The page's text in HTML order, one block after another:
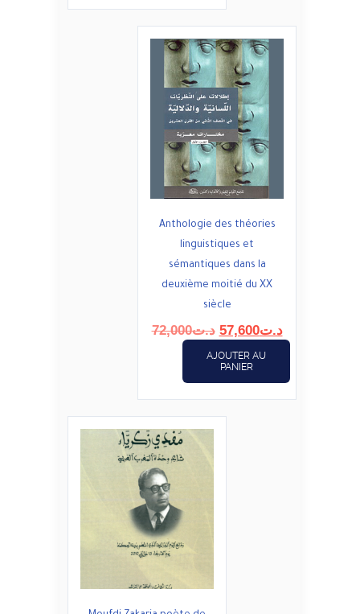
Anthologie des théories
linguistiques et
sémantiques dans la
deuxième moitié du XX
siècle
د.ت72,000
Le
initial
était :
د.ت72,000.
د.ت57,600
Le
prix
est :
AJOUTER AU
PANIER